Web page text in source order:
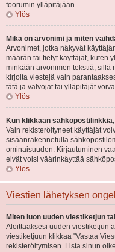
foorumin ylläpitäjään.
Ylös
Mikä on arvonimi ja miten
Arvonimet, jotka näkyvät
määrän tai tietyt käyttäjät, kuten
minkään arvonimen tekstiä, sillä
kirjoita viestejä vain
tätä ja valvojat tai ylläpitäjät
Ylös
Kun klikkaan
Vain rekisteröityneet käyttäjät
sisäänrakennetulla
ominaisuuden. Kirjautuminen
eivät voisi väärinkäyttää
Ylös
Viestien lähetyksen
Miten luon uuden viestiketjun
Aloittaaksesi uuden viestiketjun
viestiketjuun klikkaa "Vastaa
rekisteröitymisen. Lista sinun